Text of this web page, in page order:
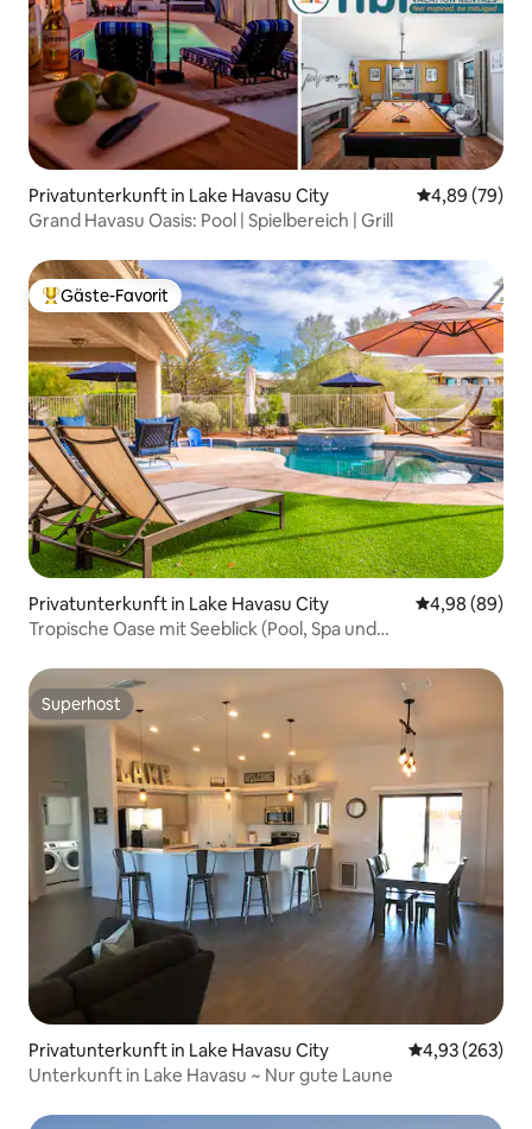
Privatunterkunft in Lake Havasu City
4,89 (79)
Grand Havasu Oasis: Pool | Spielbereich | Grill
Beliebter Gäste-Favorit.
Gäste-Favorit
Privatunterkunft in Lake Havasu City
4,98 (89)
Tropische Oase mit Seeblick (Pool, Spa und
Superhost
Superhost
Privatunterkunft in Lake Havasu City
4,93 (263)
Unterkunft in Lake Havasu ~ Nur gute Laune